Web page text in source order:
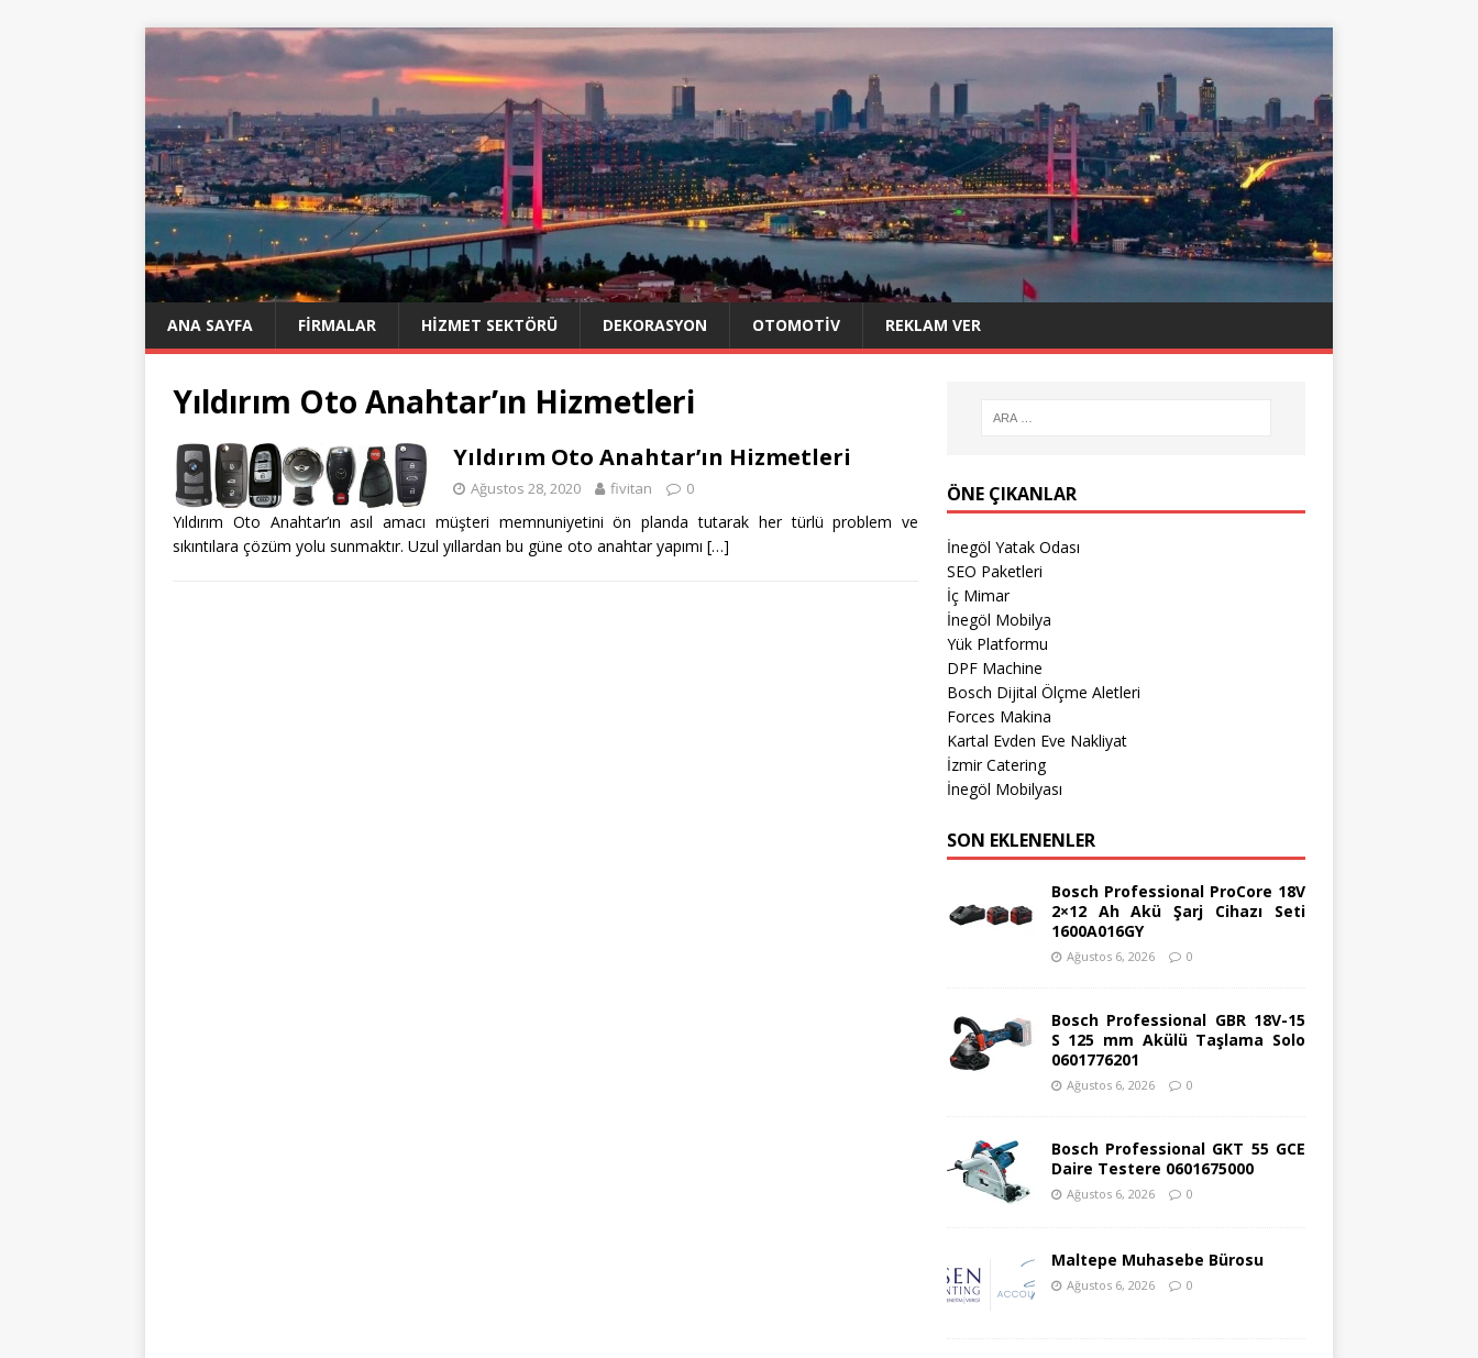
ANA SAYFA FIRMALAR HIZMET SEKTÖRÜ DEKORASYON OTOMOTIV REKLAM VER
Yıldırım Oto Anahtar’ın Hizmetleri
Yıldırım Oto Anahtar’ın Hizmetleri
Ağustos 28, 2020 fivitan 0
Yıldırım Oto Anahtar’ın asıl amacı müşteri memnuniyetini ön planda tutarak her türlü problem ve
sıkıntılara çözüm yolu sunmaktır. Uzul yıllardan bu güne oto anahtar yapımı […]
ÖNE ÇIKANLAR
İnegöl Yatak Odası
SEO Paketleri
İç Mimar
İnegöl Mobilya
Yük Platformu
DPF Machine
Bosch Dijital Ölçme Aletleri
Forces Makina
Kartal Evden Eve Nakliyat
İzmir Catering
İnegöl Mobilyası
SON EKLENENLER
Bosch Professional ProCore 18V
2×12 Ah Akü Şarj Cihazı Seti
1600A016GY
Ağustos 6, 2026 0
Bosch Professional GBR 18V-15
S 125 mm Akülü Taşlama Solo
0601776201
Ağustos 6, 2026 0
Bosch Professional GKT 55 GCE
Daire Testere 0601675000
Ağustos 6, 2026 0
Maltepe Muhasebe Bürosu
Ağustos 6, 2026 0